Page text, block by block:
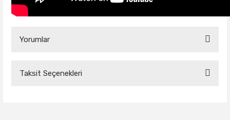
Yorumlar
Taksit Seçenekleri